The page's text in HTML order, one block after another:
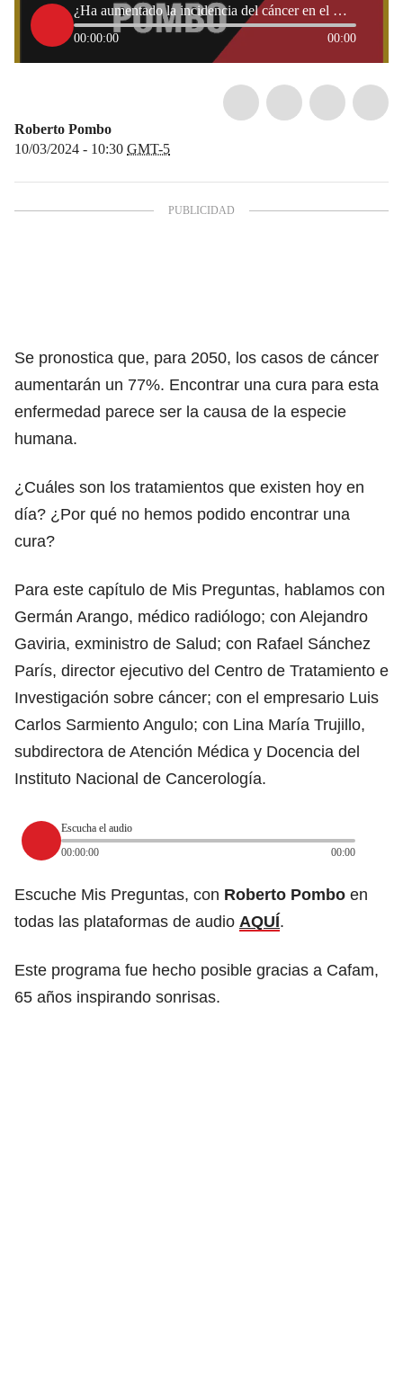
¿Ha aumentado la incidencia del cáncer en el mundo?
00:00:00 00:00
Roberto Pombo
10/03/2024 - 10:30 GMT-5
Se pronostica que, para 2050, los casos de cáncer
aumentarán un 77%. Encontrar una cura para esta
enfermedad parece ser la causa de la especie
humana.
¿Cuáles son los tratamientos que existen hoy en
día? ¿Por qué no hemos podido encontrar una
cura?
Para este capítulo de Mis Preguntas, hablamos con
Germán Arango, médico radiólogo; con Alejandro
Gaviria, exministro de Salud; con Rafael Sánchez
París, director ejecutivo del Centro de Tratamiento e
Investigación sobre cáncer; con el empresario Luis
Carlos Sarmiento Angulo; con Lina María Trujillo,
subdirectora de Atención Médica y Docencia del
Instituto Nacional de Cancerología.
Escucha el audio
00:00:00
00:00
Escuche Mis Preguntas, con Roberto Pombo en
todas las plataformas de audio AQUÍ.
Este programa fue hecho posible gracias a Cafam,
65 años inspirando sonrisas.